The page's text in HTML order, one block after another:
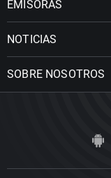
EMISORAS
NOTICIAS
SOBRE NOSOTROS